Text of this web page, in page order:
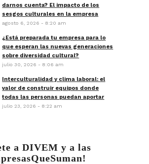
darnos cuenta? El impacto de los
sesgos culturales en la empresa
agosto 6, 2026 - 8:20 am
¿Está preparada tu empresa para lo
que esperan las nuevas generaciones
sobre diversidad cultural?
julio 30, 2026 - 8:06 am
Interculturalidad y clima laboral: el
valor de construir equipos donde
todas las personas puedan aportar
julio 23, 2026 - 8:22 am
a DIVEM y a las